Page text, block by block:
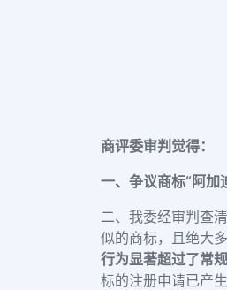
商评委审判觉得：
一、争议商标“阿加
二、我委经审判查
似的商标，且绝大
行为显著超过了常
标的注册申请已产